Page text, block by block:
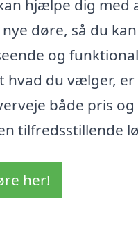
hjælpe dig med
døre, så du
og
hvad du vælger,
både pris
tilfredsstillende
her!